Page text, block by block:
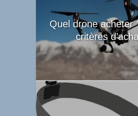
Quel drone acheter
critères